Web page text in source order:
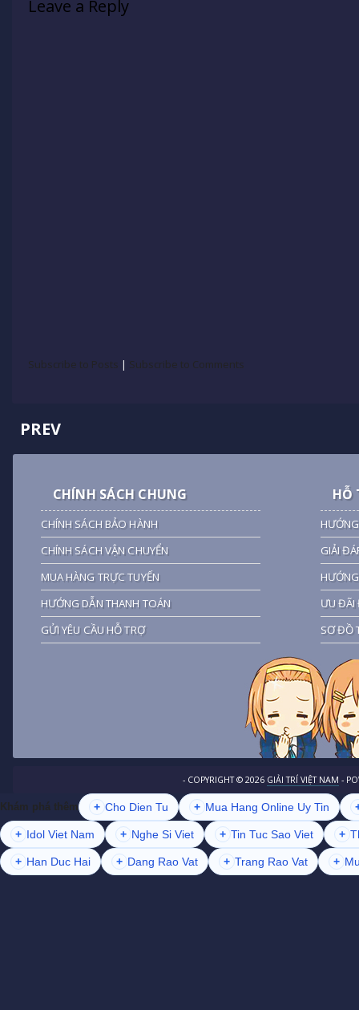
Leave a Reply
Subscribe to Posts | Subscribe to Comments
PREV
CHÍNH SÁCH CHUNG
CHÍNH SÁCH BẢO HÀNH
CHÍNH SÁCH VẬN CHUYỂN
MUA HÀNG TRỰC TUYẾN
HƯỚNG DẪN THANH TOÁN
GỬI YÊU CẦU HỖ TRỢ
HỖ
GIẢI
ƯU ĐÃI
SƠ ĐỒ
- COPYRIGHT © 2026 GIẢI TRÍ VIỆT NAM -
Khám phá thêm + Cho Dien Tu + Mua Hang Online Uy Tin
+ Idol Viet Nam + Nghe Si Viet + Tin Tuc Sao Viet +
+ Han Duc Hai + Dang Rao Vat + Trang Rao Vat +